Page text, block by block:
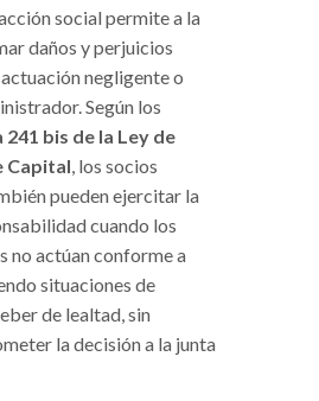
social permite a la
daños y perjuicios
negligente o
Según los
bis de la Ley de
Capital, los socios
pueden ejercitar la
cuando los
no actúan conforme a
situaciones de
de lealtad, sin
la decisión a la junta